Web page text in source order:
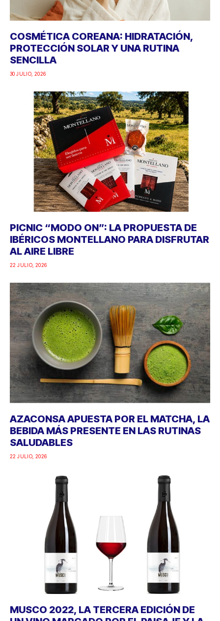
COSMÉTICA COREANA: HIDRATACIÓN,
PROTECCIÓN SOLAR Y UNA RUTINA
SENCILLA
30 JULIO, 2026
PICNIC “MODO ON”: LA PROPUESTA DE
IBÉRICOS MONTELLANO PARA DISFRUTAR
AL AIRE LIBRE
22 JULIO, 2026
AZACONSA APUESTA POR EL MATCHA, LA
BEBIDA MÁS PRESENTE EN LAS RUTINAS
SALUDABLES
22 JULIO, 2026
MUSCO 2022, LA TERCERA EDICIÓN DE